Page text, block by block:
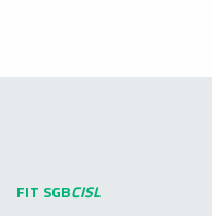
FIT SGBCISL